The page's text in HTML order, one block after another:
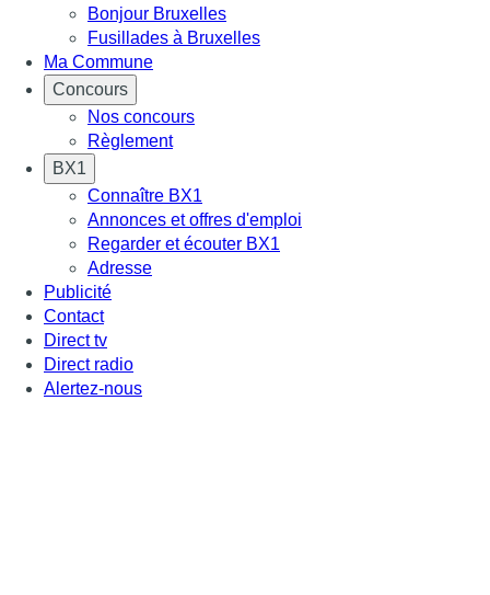
Bonjour Bruxelles
Fusillades à Bruxelles
Ma Commune
Concours
Nos concours
Règlement
BX1
Connaître BX1
Annonces et offres d'emploi
Regarder et écouter BX1
Adresse
Publicité
Contact
Direct tv
Direct radio
Alertez-nous